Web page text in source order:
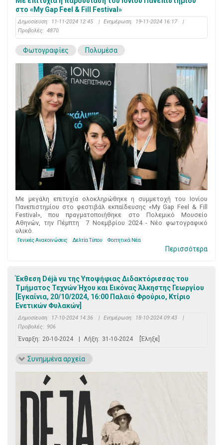
στο «My Gap Feel & Fill Festival»
Δημοσίευση: 11-11-2024 12:45 | Ενημέρωση: 19-11-2024 16:17
|
Προβολές: 4870
Φωτογραφίες Πολυμέσα
Με μεγάλη επιτυχία ολοκληρώθηκε η συμμετοχή του Ιονίου
Πανεπιστημίου στο φεστιβάλ εκπαίδευσης «My Gap Feel & Fill
Festival», που πραγματοποιήθηκε στο Πολεμικό Μουσείο
Αθηνών, την Πέμπτη 7 Νοεμβρίου 2024 - Νέο φωτογραφικό
υλικό.
Γενικές Ανακοινώσεις Δελτία Τύπου Φοιτητικά Νέα
Περισσότερα
Έκθεση Déjà vu της Υποψήφιας Διδακτόρισσας του
Τμήματος Τεχνών Ήχου και Εικόνας Άλκηστης Γεωργίου
[Εγκαίνια, 20/10/2024, 16:00 Παλαιό Φρούριο, Κτίριο
Ενετικών Φυλακών]
Δημοσίευση: 17-10-2024 14:36 | Ενημέρωση: 18-10-2024 09:43
|
Προβολές: 906
Έναρξη: 20-10-2024 Λήξη: 31-10-2024 [Έληξε]
Συνημμένα αρχεία